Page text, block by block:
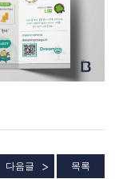
다음글 목록